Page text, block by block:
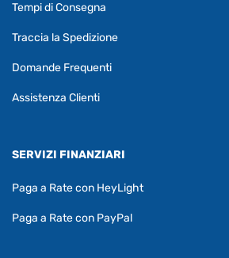
Tempi di Consegna
Traccia la Spedizione
Domande Frequenti
Assistenza Clienti
SERVIZI FINANZIARI
Paga a Rate con HeyLight
Paga a Rate con PayPal